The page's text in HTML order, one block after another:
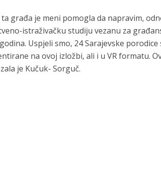
građa je meni pomogla da napravim,
istraživačku studiju vezanu za
Uspjeli smo, 24 Sarajevske porodice
na ovoj izložbi, ali i u VR formatu.
je Kučuk- Sorguč.